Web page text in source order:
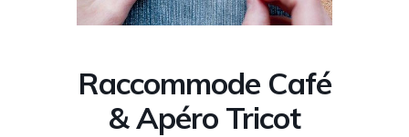
Raccommode Café
& Apéro Tricot